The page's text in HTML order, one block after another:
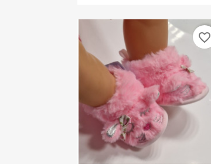
favorite_border